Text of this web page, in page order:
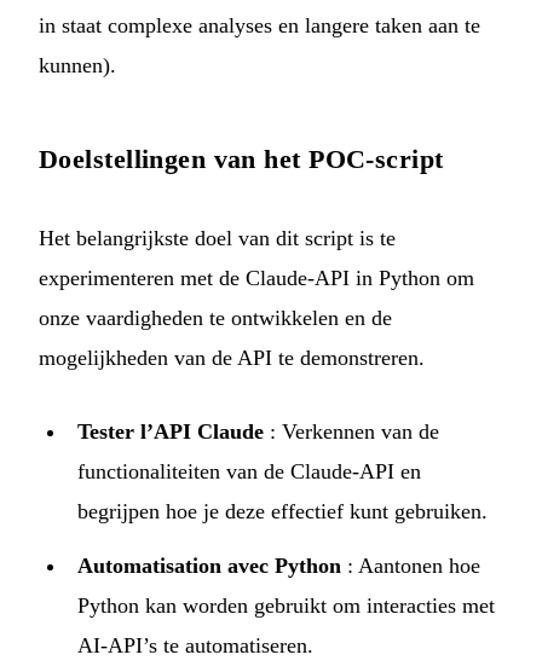
in staat complexe analyses en langere taken aan te
kunnen).
Doelstellingen van het POC-script
Het belangrijkste doel van dit script is te
experimenteren met de Claude-API in Python om
onze vaardigheden te ontwikkelen en de
mogelijkheden van de API te demonstreren.
Tester l’API Claude : Verkennen van de
functionaliteiten van de Claude-API en
begrijpen hoe je deze effectief kunt gebruiken.
Automatisation avec Python : Aantonen hoe
Python kan worden gebruikt om interacties met
AI-API’s te automatiseren.